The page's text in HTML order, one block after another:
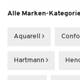
Alle Marken-
Aquarell
Hartmann